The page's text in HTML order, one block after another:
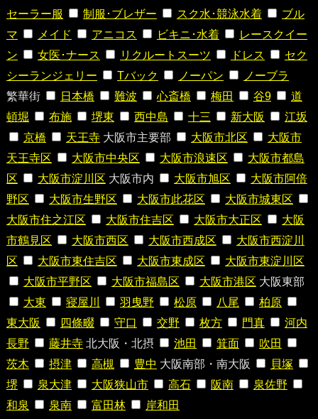
セーラー服
制服･ブレザー スク水･競泳水着
ブル
マ
メイド アニコス ビキニ･水着
レースクイー
ン
女医･ナース リクルートスーツ ドレス
セク
シーランジェリー
Tバック ノーパン
ノーブラ
繁華街
日本橋 難波 心斎橋 梅田 谷9
道
頓堀
布施 堺東 西中島 十三 新大阪
江坂
京橋
天王寺 大阪市主要部 大阪市北区
大阪市
天王寺区
大阪市中央区 大阪市浪速区
大阪市都島
区
大阪市淀川区 大阪市内 大阪市旭区
大阪市阿倍
野区
大阪市生野区 大阪市此花区
大阪市城東区
大阪市住之江区
大阪市住吉区 大阪市大正区
大阪
市鶴見区
大阪市西区 大阪市西成区
大阪市西淀川
区
大阪市東住吉区 大阪市東成区
大阪市東淀川区
大阪市平野区
大阪市福島区 大阪市港区 大阪東部
大東
寝屋川 羽曳野 松原 八尾
柏原
東大阪
四條畷 守口 交野 枚方 門真
河内
長野
藤井寺 北大阪・北摂 池田 箕面
吹田
茨木
摂津 高槻 豊中 大阪南部・南大阪
貝塚
堺
泉大津 大阪狭山市 高石 阪南
泉佐野
和泉
泉南 富田林
岸和田